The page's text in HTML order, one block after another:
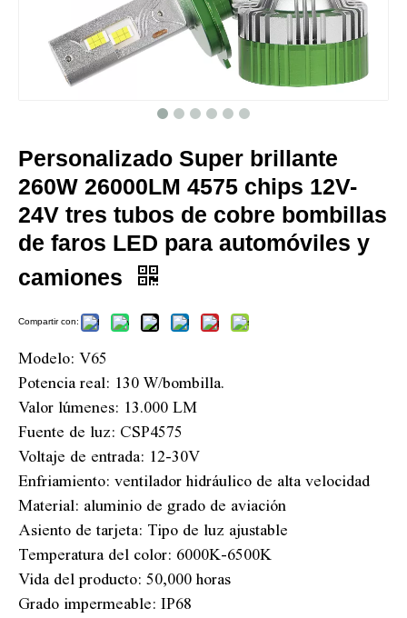
Personalizado Super brillante
260W 26000LM 4575 chips 12V-
24V tres tubos de cobre bombillas
de faros LED para automóviles y
camiones
Compartir con:
Modelo: V65
Potencia real: 130 W/bombilla.
Valor lúmenes: 13.000 LM
Fuente de luz: CSP4575
Voltaje de entrada: 12-30V
Enfriamiento: ventilador hidráulico de alta velocidad
Material: aluminio de grado de aviación
Asiento de tarjeta: Tipo de luz ajustable
Temperatura del color: 6000K-6500K
Vida del producto: 50,000 horas
Grado impermeable: IP68